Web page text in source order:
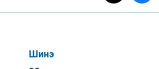
Шинэ